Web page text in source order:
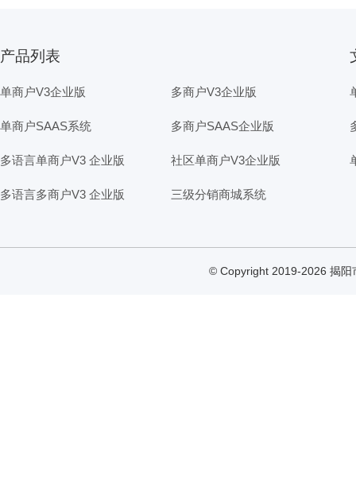
产品列表
单商户V3企业版 多商户V3企业版
单商户SAAS系统 多商户SAAS企业版
多语言单商户V3 企业版 社区单商户V3企业版
多语言多商户V3 企业版 三级分销商城系统
© Copyright 2019-2026 揭阳